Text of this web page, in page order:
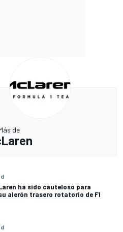
de
d
ha sido cauteloso para
alerón trasero rotatorio de F1
d